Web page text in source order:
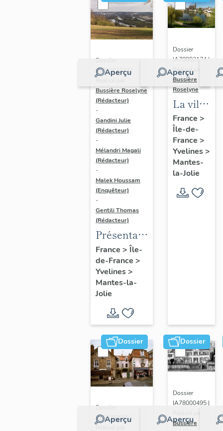
Aperçu
Dossier
IA78002272 |
Bussière Roselyne
(Rédacteur)
-
Gandini Julie
(Rédacteur)
-
Mélandri Magali
(Rédacteur)
-
Malek Houssam
(Enquêteur)
-
Gentili Thomas
(Rédacteur)
Présentation
de l'étude
France > Île-
de-France >
Yvelines>
Mantes-la-
Jolie
Aperçu
Dossier
IA78002174 |
Réalisé par
Bussière
Roselyne
La ville
de
Mantes-
la-Jolie
France >
Île-de-
France >
Yvelines>
Mantes-
la-Jolie
Dossier
Aperçu
Dossier
IA78000985 |
Dossier
Aperçu
Dossier
IA78000495 |
Bussière